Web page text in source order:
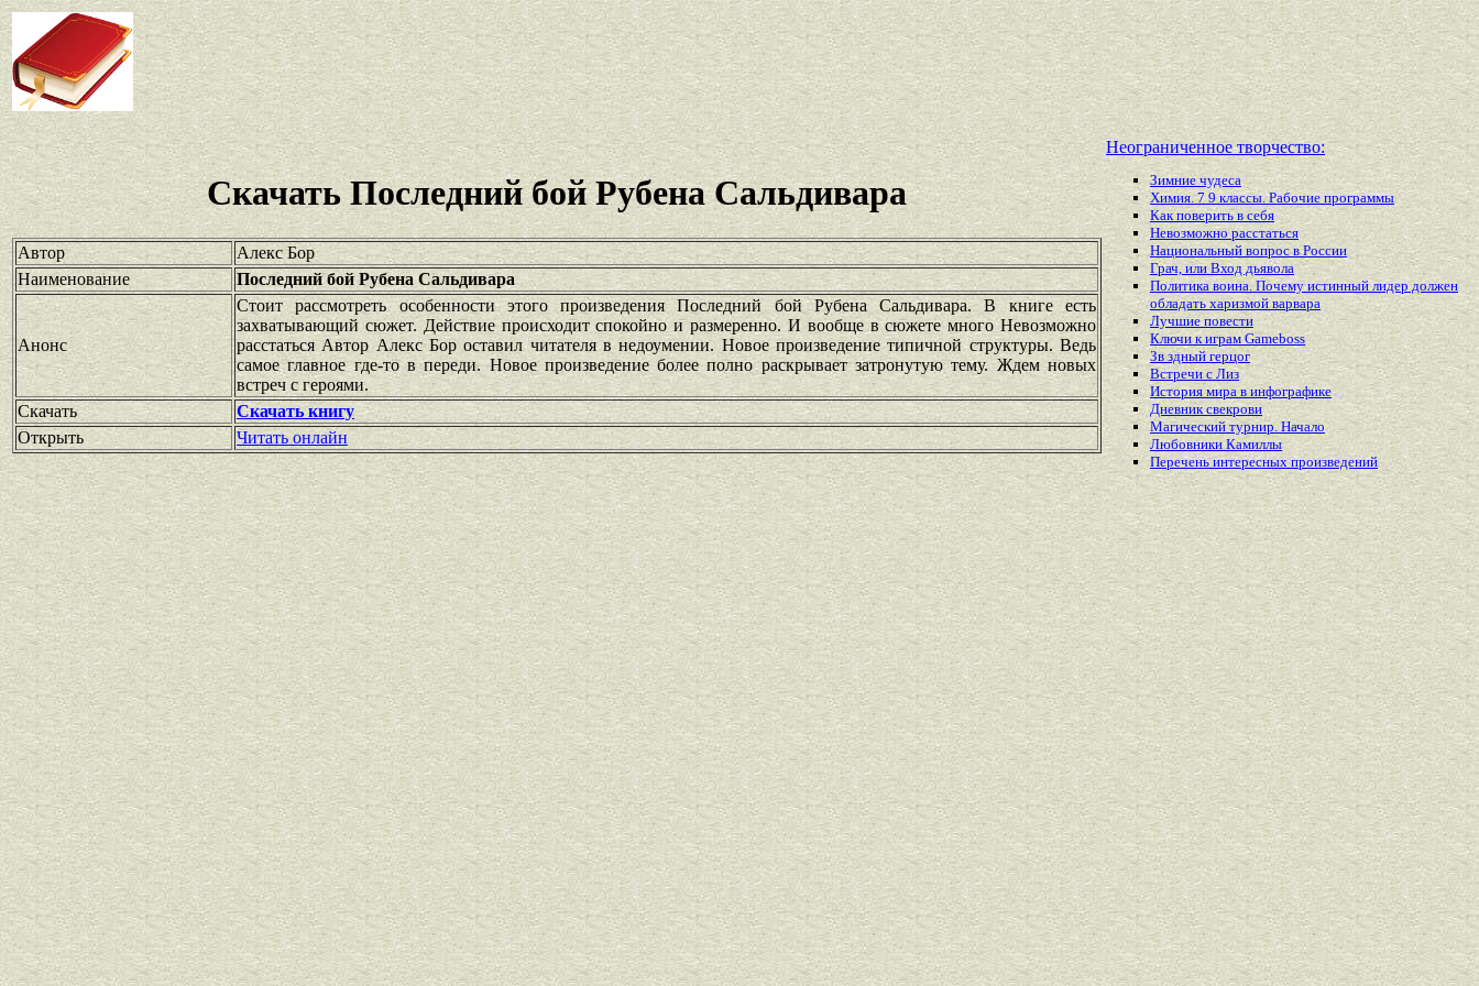
Скачать Последний бой Рубена Сальдивара
Автор
Алекс Бор
Наименование
Последний бой Рубена Сальдивара
Анонс
Стоит рассмотреть особенности этого произведения Последний бой Рубена Сальдивара. В книге есть
захватывающий сюжет. Действие происходит спокойно и размеренно. И вообще в сюжете много Невозможно
расстаться Автор Алекс Бор оставил читателя в недоумении. Новое произведение типичной структуры. Ведь
самое главное где-то в переди. Новое произведение более полно раскрывает затронутую тему. Ждем новых
встреч с героями.
Скачать
Скачать книгу
Открыть
Читать онлайн
Неограниченное творчество:
Зимние чудеса
Химия. 7 9 классы. Рабочие программы
Как поверить в себя
Невозможно расстаться
Национальный вопрос в России
Грач, или Вход дьявола
Политика воина. Почему истинный лидер должен
обладать харизмой варвара
Лучшие повести
Ключи к играм Gameboss
Зв здный герцог
Встречи с Лиз
История мира в инфографике
Дневник свекрови
Магический турнир. Начало
Любовники Камиллы
Перечень интересныхпроизведений